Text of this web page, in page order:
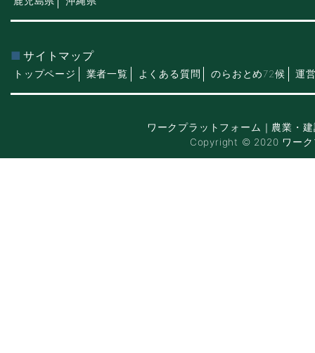
サイトマップ
トップページ 業者一覧 よくある質問 のらおとめ72候 運
ワークプラットフォーム｜農業・
Copyright © 2020 ワーク